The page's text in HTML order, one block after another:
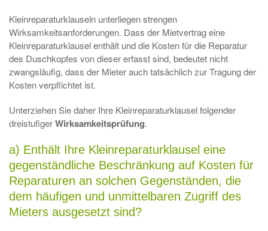
Kleinreparaturklauseln unterliegen strengen
Wirksamkeitsanforderungen. Dass der Mietvertrag eine
Kleinreparaturklausel enthält und die Kosten für die Reparatur
des Duschkopfes von dieser erfasst sind, bedeutet nicht
zwangsläufig, dass der Mieter auch tatsächlich zur Tragung der
Kosten verpflichtet ist.
Unterziehen Sie daher Ihre Kleinreparaturklausel folgender
dreistufigerWirksamkeitsprüfung.
a) Enthält Ihre Kleinreparaturklausel eine
gegenständliche Beschränkung auf Kosten für
Reparaturen an solchen Gegenständen, die
dem häufigen und unmittelbaren Zugriff des
Mieters ausgesetzt sind?